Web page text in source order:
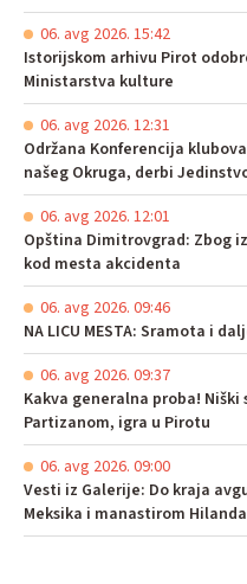
06. avg 2026. 15:42
Istorijskom arhivu Pirot
Ministarstva kulture
06. avg 2026. 12:31
Održana Konferencija
našeg Okruga, derbi
06. avg 2026. 12:01
Opština Dimitrovgrad: Zbog
kod mesta akcidenta
06. avg 2026. 09:46
NA LICU MESTA: Sramota i
06. avg 2026. 09:37
Kakva generalna proba!
Partizanom, igra u Pirotu
06. avg 2026. 09:00
Vesti iz Galerije: Do kraja
Meksika i manastirom